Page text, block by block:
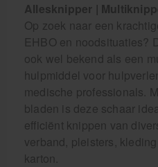
Allesknipper |
Op zoek naar een
EHBO en noodsituaties?
ook wel bekend als een
hulpmiddel voor
medische professionals.
bladen is deze schaar
efficiënt knippen van
verband, pleisters,
karton.